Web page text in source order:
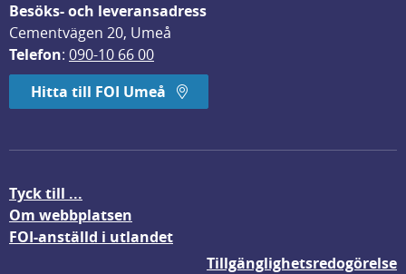
Besöks- och leveransadress
Cementvägen 20, Umeå
Telefon: 090-10 66 00
Hitta till FOI Umeå
Tyck till ...
Om webbplatsen
FOI-anställd i utlandet
Tillgänglighetsredogörelse